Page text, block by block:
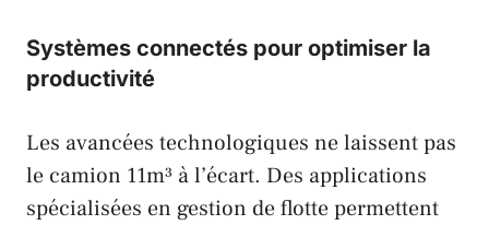
Systèmes connectés pour optimiser la
productivité
Les avancées technologiques ne laissent pas
le camion 11m³ à l’écart. Des applications
spécialisées en gestion de flotte permettent